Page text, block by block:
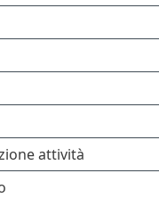
attività